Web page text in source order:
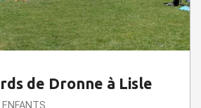
de Dronne à Lisle